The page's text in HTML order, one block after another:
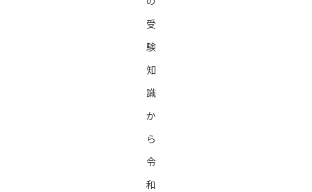
受
験
知
識
か
ら
令
和